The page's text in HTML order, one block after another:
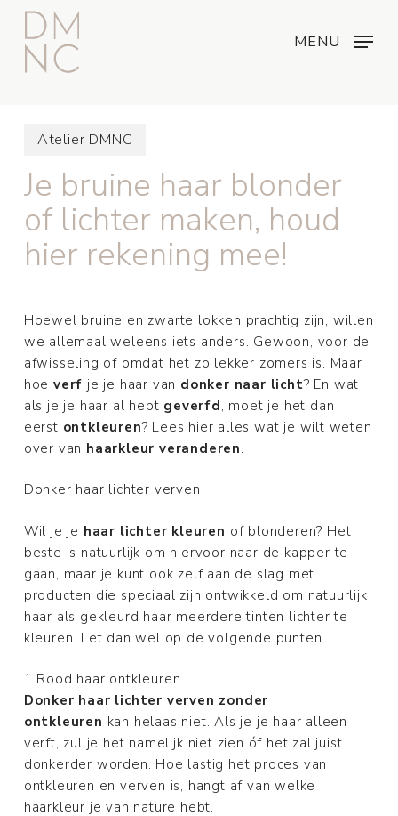
Skip
main
content
MENU
Atelier DMNC
Je bruine haar blonder
of lichter maken, houd
hier rekening mee!
Hoewel bruine en zwarte lokken prachtig zijn, willen
we allemaal weleens iets anders. Gewoon, voor de
afwisseling of omdat het zo lekker zomers is. Maar
hoeverf je je haar van donker naar licht? En wat
als je je haar al hebt geverfd, moet je het dan
eerst ontkleuren? Lees hier alles wat je wilt weten
over van haarkleur veranderen.
Donker haar lichter verven
Wil je je haar lichter kleuren of blonderen? Het
beste is natuurlijk om hiervoor naar de kapper te
gaan, maar je kunt ook zelf aan de slag met
producten die speciaal zijn ontwikkeld om natuurlijk
haar als gekleurd haar meerdere tinten lichter te
kleuren. Let dan wel op de volgende punten.
1 Rood haar ontkleuren
Donker haar lichter verven zonder
ontkleuren kan helaas niet. Als je je haar alleen
verft, zul je het namelijk niet zien óf het zal juist
donkerder worden. Hoe lastig het proces van
ontkleuren en verven is, hangt af van welke
haarkleur je van nature hebt.